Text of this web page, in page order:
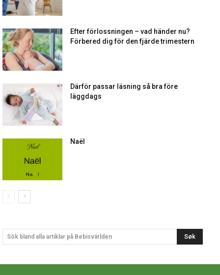
Efter förlossningen – vad händer nu?
Förbered dig för den fjärde trimestern
Därför passar läsning så bra före
läggdags
Naël
Sök bland alla artiklar på Bebisvärlden Søk